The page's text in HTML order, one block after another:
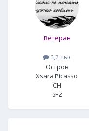
Ветеран
3,2 тыс
Остров
Xsara Picasso
CH
6FZ